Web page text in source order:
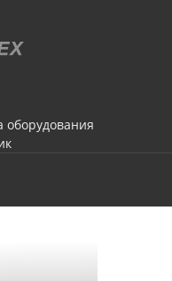
оборудования